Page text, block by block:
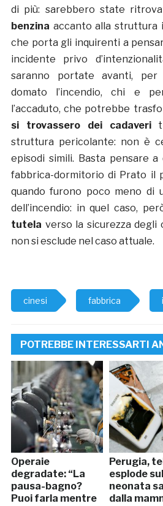
di più: sarebbero state
benzina accanto alla struttura
che porta gli inquirenti a
incidente privo
saranno portate avanti, per
domato l’incendio, chi e
l’accaduto, che potrebbe
si trovassero dei cadaveri
struttura pericolante: non è
episodi simili. Basta pensare
fabbrica-dormitorio di Prato il
quando furono poco meno di
dell’incendio: in quel caso,
tutela verso la sicurezza degli
non si esclude nel caso attuale.
cinesi fabbrica
POTREBBE INTERESSARTI
Operaie
degradate: “La
pausa-bagno?
Puoi farla mentre
Perugia,
esplode
neonata
dalla